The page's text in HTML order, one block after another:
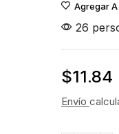
Agregar
26
$11.84
Envío